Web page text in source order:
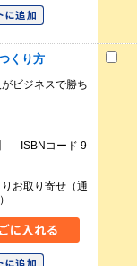
くり方
ビジネスで勝ち
】 ISBNコード 9
お取り寄せ（通